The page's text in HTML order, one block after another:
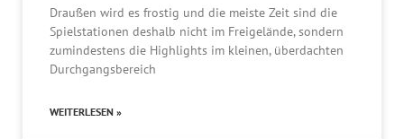
Draußen wird es frostig und die meiste Zeit sind die
Spielstationen deshalb nicht im Freigelände, sondern
zumindestens die Highlights im kleinen, überdachten
Durchgangsbereich
WEITERLESEN »